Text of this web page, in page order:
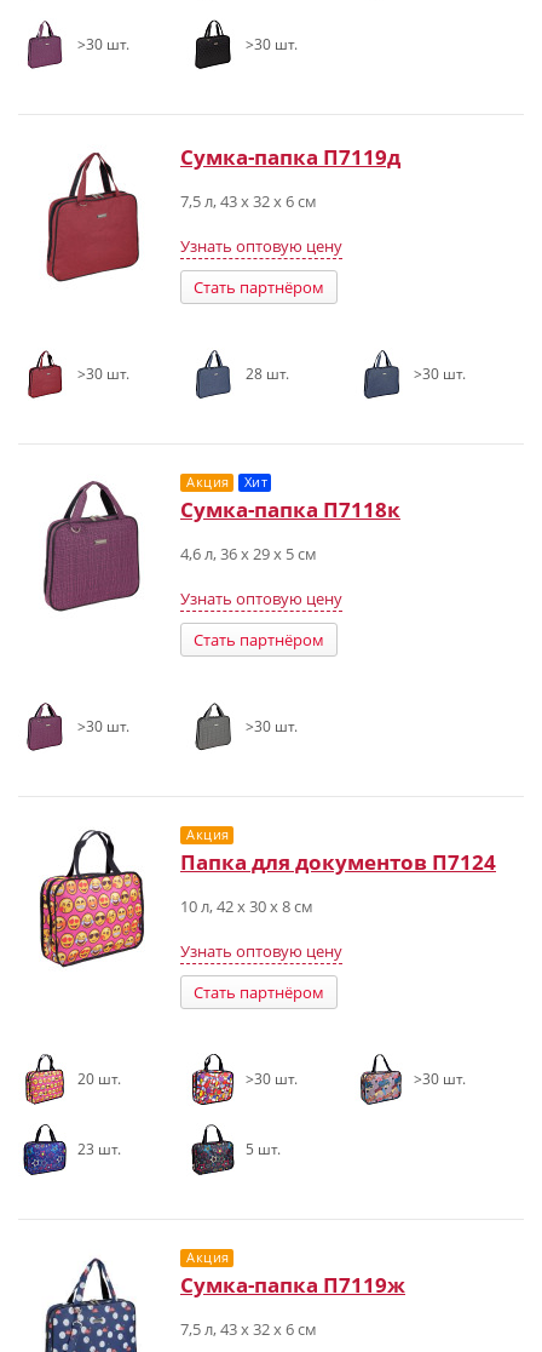
>30 шт. >30 шт.
Сумка-папка П7119д
7,5 л, 43 х 32 х 6 см
Узнать оптовую цену
Стать партнёром
>30 шт. 28 шт. >30 шт.
Акция Хит
Сумка-папка П7118к
4,6 л, 36 х 29 х 5 см
Узнать оптовую цену
Стать партнёром
>30 шт. >30 шт.
Акция
Папка для документов П7124
10 л, 42 х 30 х 8 см
Узнать оптовую цену
Стать партнёром
20 шт. >30 шт. >30 шт.
23 шт. 5 шт.
Акция
Сумка-папка П7119ж
7,5 л, 43 х 32 х 6 см